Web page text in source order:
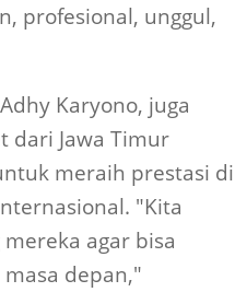
profesional, unggul,
Karyono, juga
dari Jawa Timur
meraih prestasi di
"Kita
agar bisa
depan,"